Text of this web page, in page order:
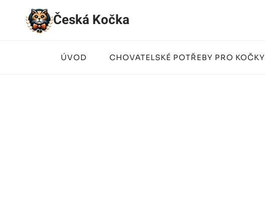
Přeskočit
Česká Kočka
ÚVOD CHOVATELSKÉ POTŘEBY PRO KOČKY